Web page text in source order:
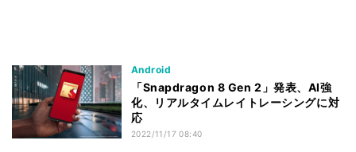
Android
「Snapdragon 8 Gen 2」発表、AI強
化、リアルタイムレイトレーシングに対
応
2022/11/17 08:40